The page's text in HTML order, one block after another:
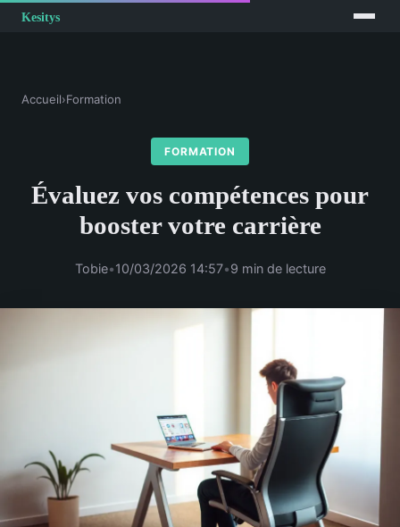
Accueil›Formation
FORMATION
Évaluez vos compétences pour
booster votre carrière
Tobie•10/03/2026 14:57•9 min de lecture